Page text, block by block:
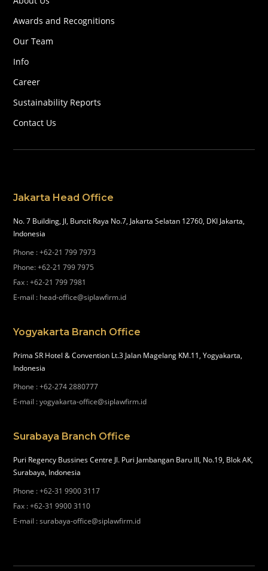
Awards and Recognitions
Our Team
Info
Career
Sustainability Reports
Contact Us
Jakarta Head Office
No. 7 Building, Jl, Buncit Raya No.7, Jakarta Selatan 12760, DKI Jakarta,
Indonesia
Phone :+62-21 799 7973
Phone:+62-21 799 7975
Fax :+62-21 799 7981
E-mail : head-office@siplawfirm.id
Yogyakarta Branch Office
Prima SR Hotel & Convention Lt.3 Jalan Magelang KM.11, Yogyakarta,
Indonesia
Phone :+62-274 2880777
E-mail :yogyakarta-office@siplawfirm.id
Surabaya Branch Office
Puri Regency Bussines Centre Jl. Puri Jambangan Baru III, No.19, Blok AK,
Surabaya, Indonesia
Phone :+62-31 9900 3117
Fax :+62-31 9900 3110
E-mail :surabaya-office@siplawfirm.id